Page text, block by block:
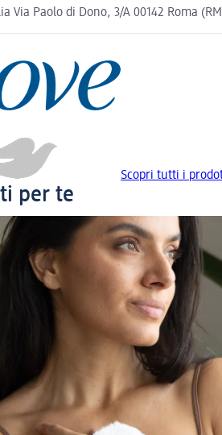
Via Paolo di Dono, 3/A 00142 Roma
Scopri tutti i
per te